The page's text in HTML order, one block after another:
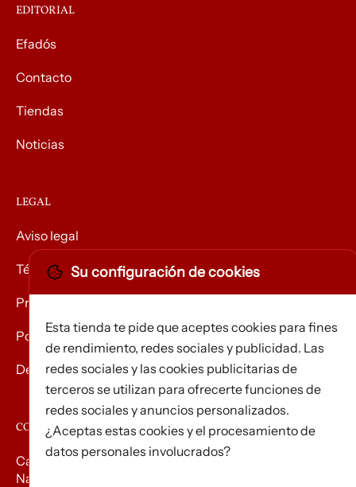
EDITORIAL
Efadós
Contacto
Tiendas
Noticias
LEGAL
Aviso legal
Términos y condiciones
Privacidad
Política de Cookies
Devolución de mercancías
CONTACTO
Carrer d’Edison, 3
Nau A. Polígon industrial Les Torrenteres
Su configuración de cookies
Esta tienda te pide que aceptes cookies para fines
de rendimiento, redes sociales y publicidad. Las
redes sociales y las cookies publicitarias de
terceros se utilizan para ofrecerte funciones de
redes sociales y anuncios personalizados.
¿Aceptas estas cookies y el procesamiento de
datos personales involucrados?